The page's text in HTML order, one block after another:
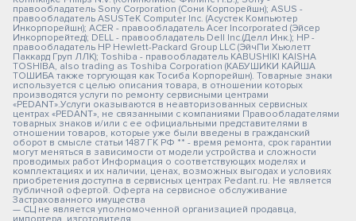
правообладатель Sony Corporation (Сони Корпорейшн); ASUS -
правообладатель ASUSTeK Computer Inc. (Асустек Компьютер
Инкорпорейшн); ACER - правообладатель Acer Incorporated (Эйсер
Инкорпорейтед); DELL - правообладатель Dell Inc.(Делл Инк.); HP -
правообладатель HP Hewlett-Packard Group LLC (ЭйчПи Хьюлетт
Паккард Груп ЛЛК); Toshiba - правообладатель KABUSHIKI KAISHA
TOSHIBA, also trading as Toshiba Corporation (КАБУШИКИ КАЙША
ТОШИБА также торгующая как Тосиба Корпорейшн). Товарные знаки
используется с целью описания товара, в отношении которых
производятся услуги по ремонту сервисными центрами
«PEDANT».Услуги оказываются в неавторизованных сервисных
центрах «PEDANT», не связанными с компаниями Правообладателями
товарных знаков и/или с ее официальными представителями в
отношении товаров, которые уже были введены в гражданский
оборот в смысле статьи 1487 ГК РФ ** - время ремонта, срок гарантии
могут меняться в зависимости от модели устройства и сложности
проводимых работ Информация о соответствующих моделях и
комплектациях и их наличии, ценах, возможных выгодах и условиях
приобретения доступна в сервисных центрах Pedant.ru. Не является
публичной офертой. Оферта на сервисное обслуживание
Застрахованного имущества
— СЦ не является уполномоченной организацией продавца,